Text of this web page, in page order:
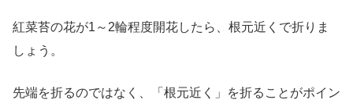
紅菜苔の花が1～2輪程度開花したら、根元近くで折りま
しょう。
先端を折るのではなく、「根元近く」を折ることがポイン